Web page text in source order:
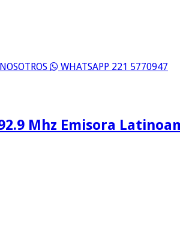
WHATSAPP 221 5770947
Mhz Emisora